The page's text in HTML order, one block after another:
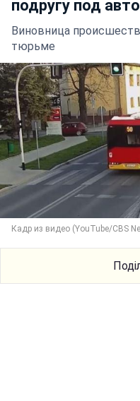
подругу под
Виновница
тюрьме
Кадр из видео (YouTube/CBS